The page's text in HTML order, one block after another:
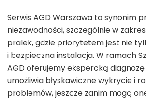
Serwis AGD Warszawa to synonim
niezawodności, szczególnie w
pralek, gdzie priorytetem jest nie
i bezpieczna instalacja. W ramach
AGD oferujemy ekspercką
umożliwia błyskawiczne wykrycie i
problemów, jeszcze zanim mogą